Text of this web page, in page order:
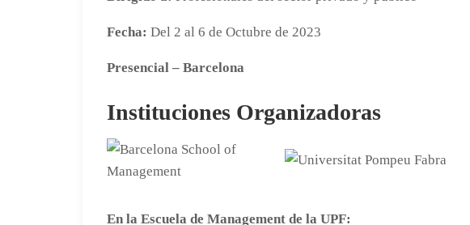
Fecha: Del 2 al 6 de Octubre de 2023
Presencial – Barcelona
Instituciones Organizadoras
En la Escuela de Management de la UPF: